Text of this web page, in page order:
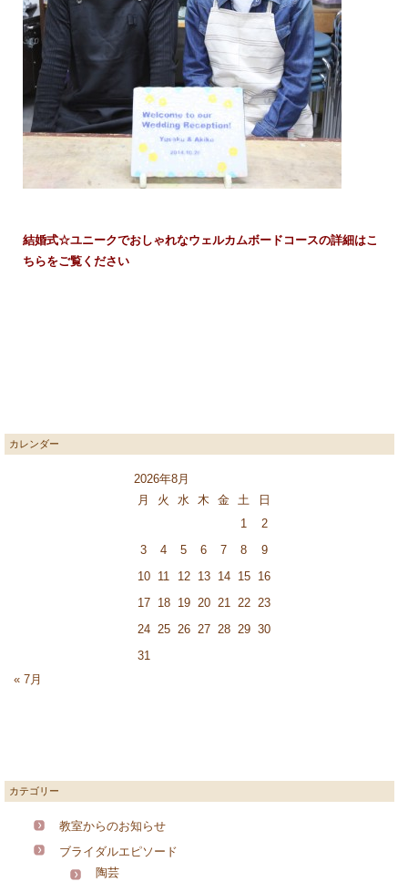
結婚式☆ユニークでおしゃれなウェルカムボードコースの詳細はこ
ちらをご覧ください
カレンダー
2026年8月
月
火 水 木 金 土
日
1
2
3
4 5 6 7 8
9
10
11 12 13 14 15
16
17
18 19 20 21 22 23
24 25 26 27 28 29 30
31
« 7月
カテゴリー
教室からのお知らせ
ブライダルエピソード
陶芸